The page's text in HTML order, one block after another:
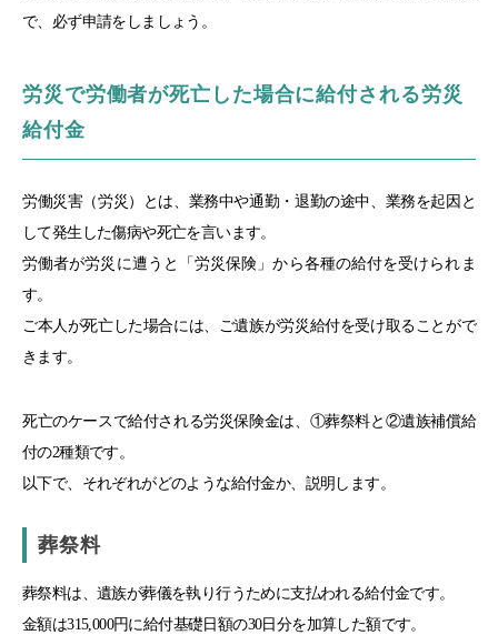
で、必ず申請をしましょう。
労災で労働者が死亡した場合に給付される労災
給付金
労働災害（労災）とは、業務中や通勤・退勤の途中、業務を起因と
して発生した傷病や死亡を言います。
労働者が労災に遭うと「労災保険」から各種の給付を受けられま
す。
ご本人が死亡した場合には、ご遺族が労災給付を受け取ることがで
きます。
死亡のケースで給付される労災保険金は、①葬祭料と②遺族補償給
付の2種類です。
以下で、それぞれがどのような給付金か、説明します。
葬祭料
葬祭料は、遺族が葬儀を執り行うために支払われる給付金です。
金額は315,000円に給付基礎日額の30日分を加算した額です。